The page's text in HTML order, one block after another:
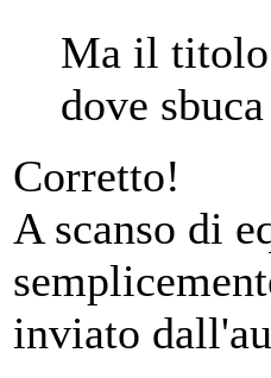
Ma il titolo
dove
Corretto!
A scanso di
inviato